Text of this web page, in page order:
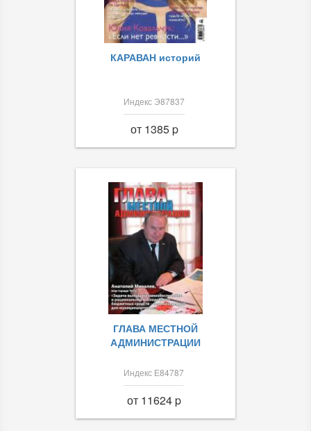
КАРАВАН историй
Индекс Э87837
от 1385 p
ГЛАВА МЕСТНОЙ
АДМИНИСТРАЦИИ
Индекс Е84787
от 11624 p